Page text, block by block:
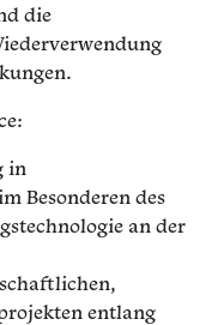
die
in
Besonderen des
an der
entlang